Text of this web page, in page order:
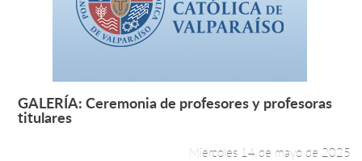
Admisión
Postgrado
Formación Continua Leer más +
GALERÍA: Ceremonia de profesores y profesoras
titulares
Miércoles 14 de mayo de 2025